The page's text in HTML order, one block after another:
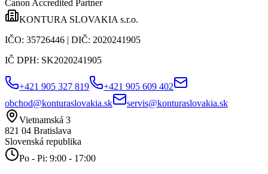
Canon Accredited Partner
KONTURA SLOVAKIA s.r.o.
IČO: 35726446 | DIČ: 2020241905
IČ DPH: SK2020241905
+421 905 327 819
+421 905 609 402
obchod@konturaslovakia.sk
servis@konturaslovakia.sk
Vietnamská 3
821 04 Bratislava
Slovenská republika
Po - Pi: 9:00 - 17:00